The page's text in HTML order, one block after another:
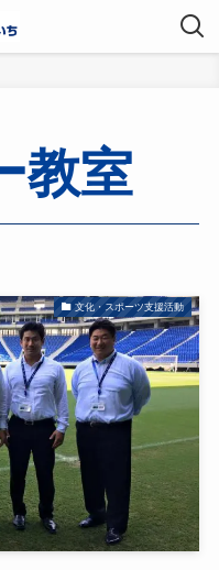
教室
文化・スポーツ支援活動